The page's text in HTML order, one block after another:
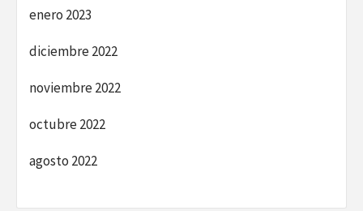
enero 2023
diciembre 2022
noviembre 2022
octubre 2022
agosto 2022